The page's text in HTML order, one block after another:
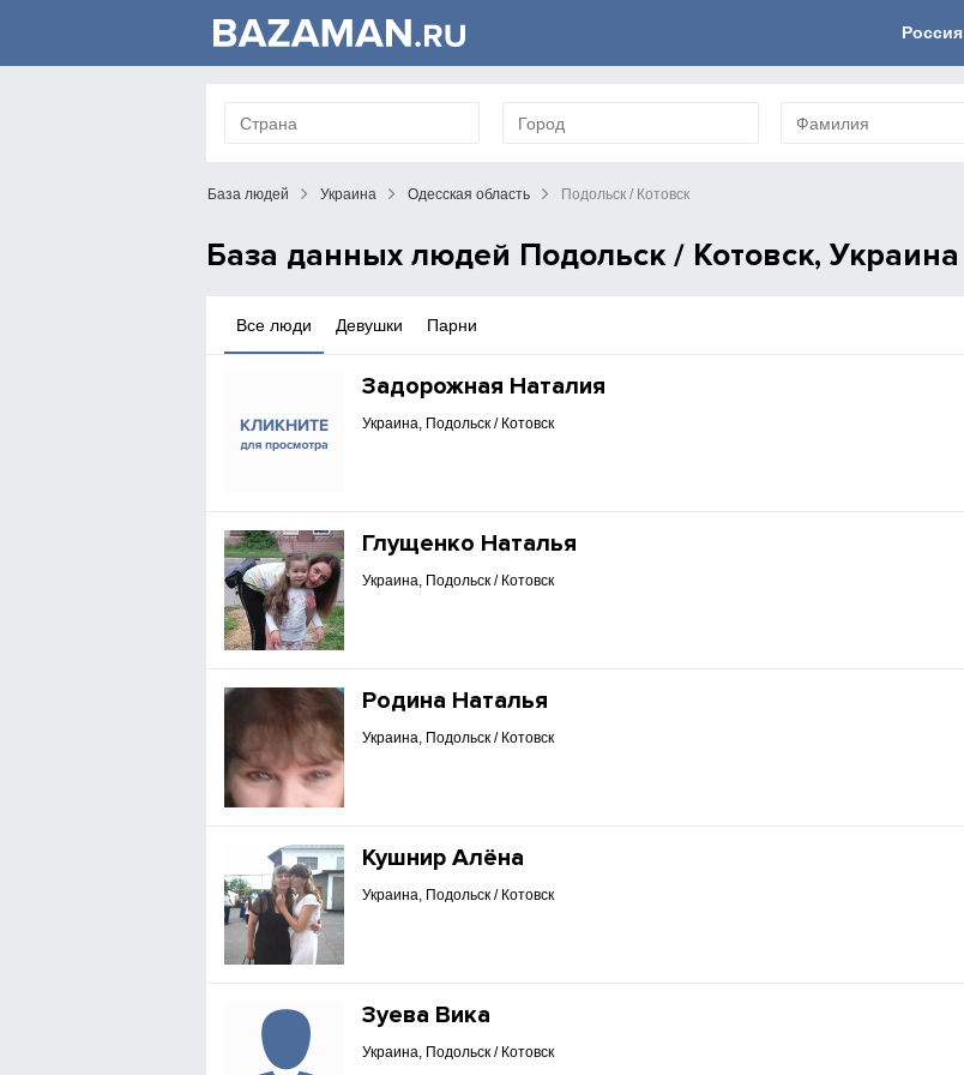
Россия
База людей Украина Одесская область Подольск / Котовск
База данных людей Подольск / Котовск, Украина
Парни
Девушки
Все люди
Задорожная Наталия
Украина, Подольск / Котовск
Глущенко Наталья
Украина, Подольск / Котовск
Родина Наталья
Украина, Подольск / Котовск
Кушнир Алёна
Украина, Подольск / Котовск
Зуева Вика
Украина, Подольск / Котовск